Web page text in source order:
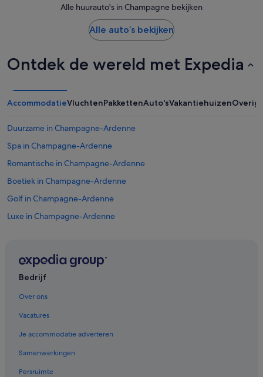
Alle huurauto's in Champagne bekijken
Alle auto’s bekijken
Ontdek de wereld met Expedia
AccommodatieVluchtenPakkettenAuto'sVakantiehuizenOverig
Duurzame in Champagne-Ardenne
Spa in Champagne-Ardenne
Romantische in Champagne-Ardenne
Boetiek in Champagne-Ardenne
Golf in Champagne-Ardenne
Luxe in Champagne-Ardenne
Luxe in Châlons-en-Champagne
Mairy-sur-Marne
Boomhutten in Champagne-Ardenne
Relais & Chateaux-hotels in Champagne-Ardenne
Hotels met 5 sterren in Vertus
Bedrijf
Over ons
Vacatures
Je accommodatie adverteren
Samenwerkingen
Persruimte